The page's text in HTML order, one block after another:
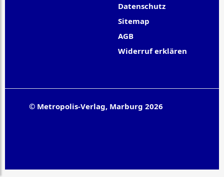
Datenschutz
Sitemap
AGB
Widerruf erklären
© Metropolis-Verlag, Marburg 2026